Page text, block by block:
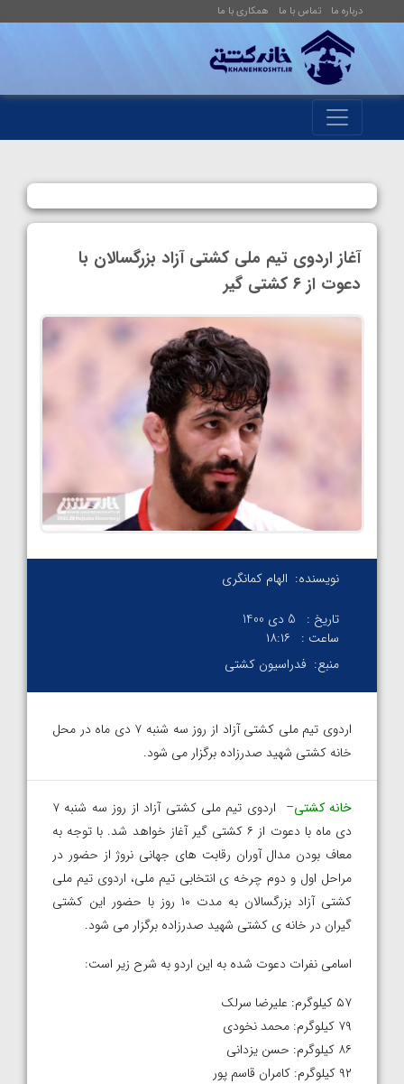
درباره ما تماس با ما همکاری با ما
آغاز اردوی تیم‌ ملی کشتی آزاد بزرگسالان با
دعوت از ۶ کشتی گیر
نویسنده: الهام کمانگری
تاریخ :
5 دی 1400
ساعت :
۱۸:۱۶
منبع: فدراسیون کشتی
اردوی تیم ملی کشتی آزاد از روز سه شنبه ۷ دی ماه در محل
خانه کشتی شهید صدرزاده برگزار می شود.
خانه کشتی
– اردوی تیم ملی کشتی آزاد از روز سه شنبه ۷
دی ماه با دعوت از ۶ کشتی گیر آغاز خواهد شد. با توجه به
معاف بودن مدال آوران رقابت های جهانی نروژ از حضور در
مراحل اول و دوم چرخه ی انتخابی تیم ملی، اردوی تیم ملی
کشتی آزاد بزرگسالان به مدت ۱۰ روز با حضور این کشتی
گیران در خانه ی کشتی شهید صدرزاده برگزار می شود.
اسامی نفرات دعوت شده به این اردو به شرح زیر است:
۵۷ کیلوگرم: علیرضا سرلک
۷۹ کیلوگرم: محمد نخودی
۸۶ کیلوگرم: حسن یزدانی
۹۲ کیلوگرم: کامران قاسم پور